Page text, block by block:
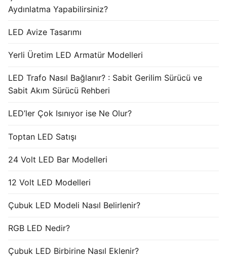
Aydınlatma Yapabilirsiniz?
LED Avize Tasarımı
Yerli Üretim LED Armatür Modelleri
LED Trafo Nasıl Bağlanır? : Sabit Gerilim Sürücü ve
Sabit Akım Sürücü Rehberi
LED’ler Çok Isınıyor ise Ne Olur?
Toptan LED Satışı
24 Volt LED Bar Modelleri
12 Volt LED Modelleri
Çubuk LED Modeli Nasıl Belirlenir?
RGB LED Nedir?
Çubuk LED Birbirine Nasıl Eklenir?